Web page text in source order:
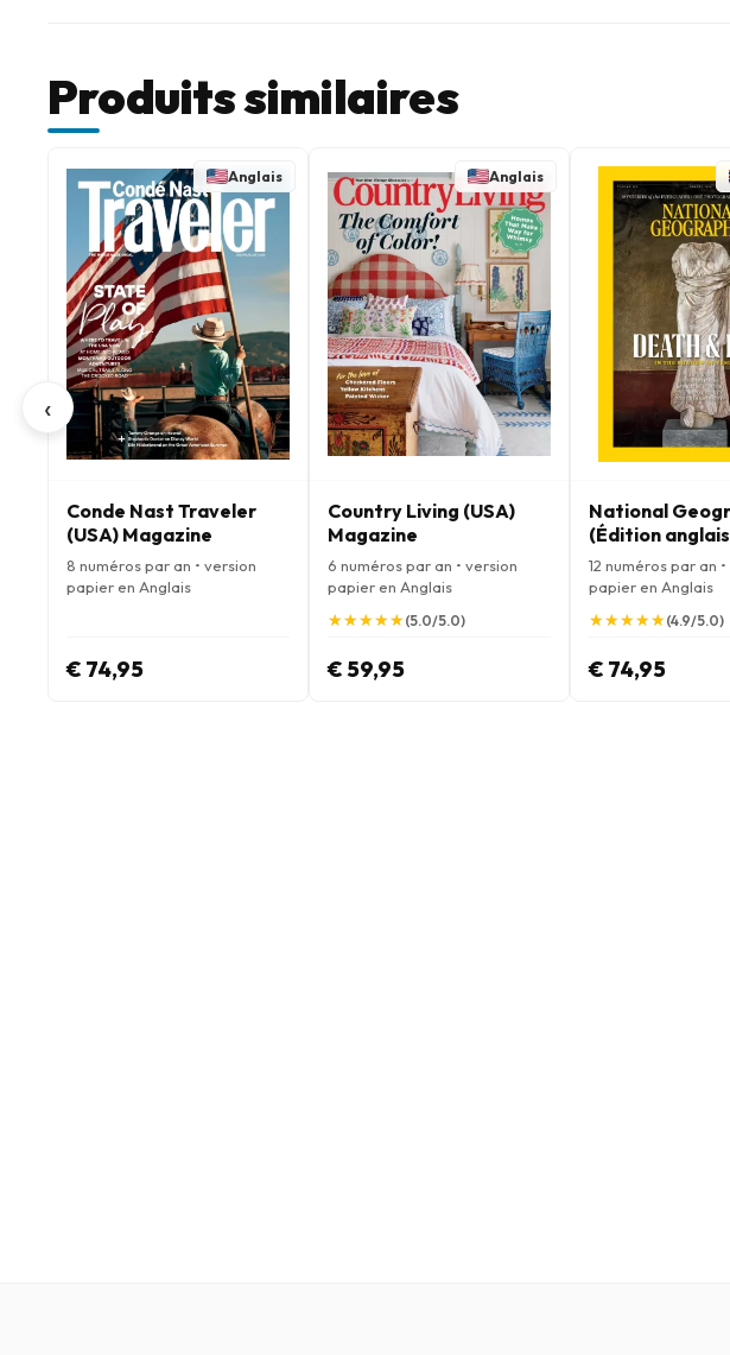
Produits similaires
‹
Anglais
Conde Nast Traveler
(USA) Magazine
8 numéros par an • version
papier en Anglais
€ 74,95
Anglais
Country Living (USA)
Magazine
6 numéros par an • version
papier en Anglais
★
★★
★★
★★
★★
★(5.0/5.0)
€ 59,95
National
(Édition
Magazine
12 numéros par an
papier en Anglais
★
★★
★★
★★
★★
★(4.9/5.0)
€ 74,95